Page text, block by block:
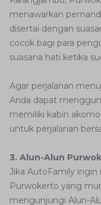
menawarkan
disertai dengan
cocok bagi para
suasana hati ketika
Agar perjalanan
Anda dapat
memiliki kabin
untuk perjalanan
3. Alun-Alun
Jika AutoFamily
Purwokerto yang
mengunjungi Alun-